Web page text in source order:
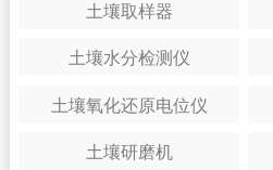
土壤取样器
土壤水分检测仪
土壤氧化还原电位仪
土壤研磨机